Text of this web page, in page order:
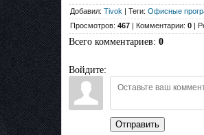
Добавил: Tivok | Теги: Офисные
Просмотров: 467 | Комментарии: 0 |
Всего комментариев: 0
Войдите:
Отправить